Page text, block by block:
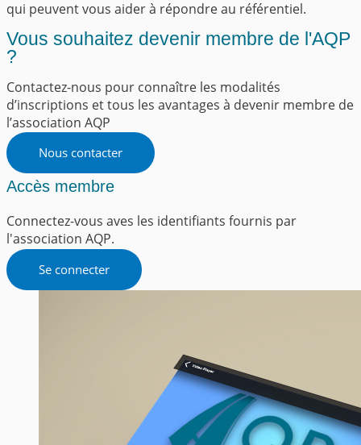
qui peuvent vous aider à répondre au référentiel.
Vous souhaitez devenir membre de l'AQP
?
Contactez-nous pour connaître les modalités
d’inscriptions et tous les avantages à devenir membre de
l’association AQP
Nous contacter
Accès membre
Connectez-vous aves les identifiants fournis par
l'association AQP.
Se connecter